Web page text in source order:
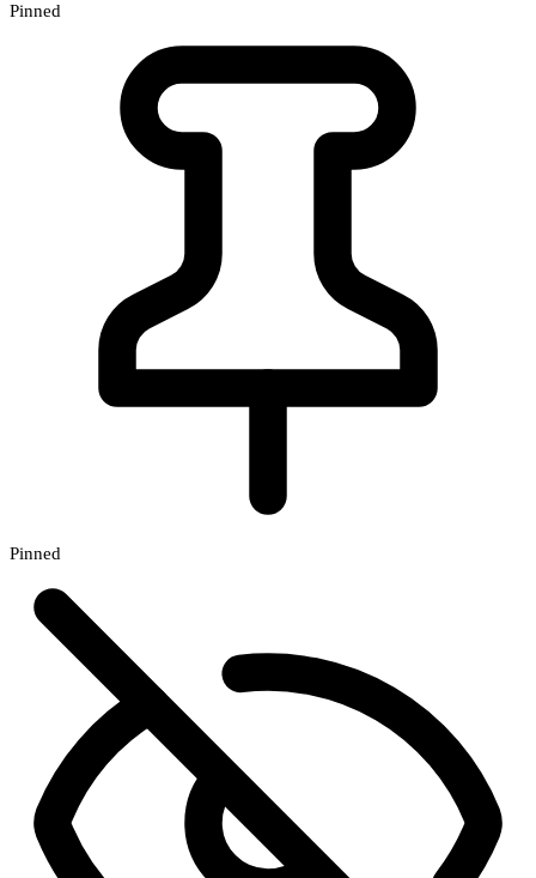
Pinned
Pinned